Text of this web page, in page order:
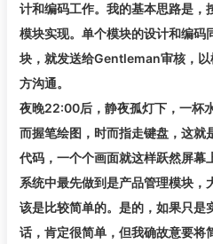
计和编码工作。我的基本思路是，
模块实现。单个模块的设计和编码
块，就发送给Gentleman审核，
方沟通。
夜晚22:00后，静夜孤灯下，一杯
而握笔绘图，时而指走键盘，这就
代码，一个个画面就这样跃然屏幕
系统中最先做到是产品管理模块，
该是比较简单的。是的，如果只是
话，肯定很简单，但我确故意要将